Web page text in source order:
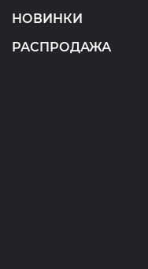
НОВИНКИ
РАСПРОДАЖА